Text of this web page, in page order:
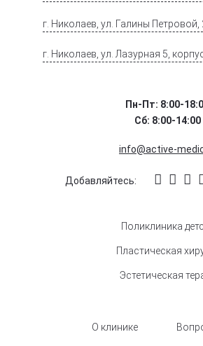
г. Николаев, ул. Галины Петровой,
г. Николаев, ул. Лазурная 5,
Пн-Пт: 8:00-
Сб: 8:00-14:00
info@active-
Добавляйтесь:
Поликлиника
Пластическая
Эстетическая
О клинике